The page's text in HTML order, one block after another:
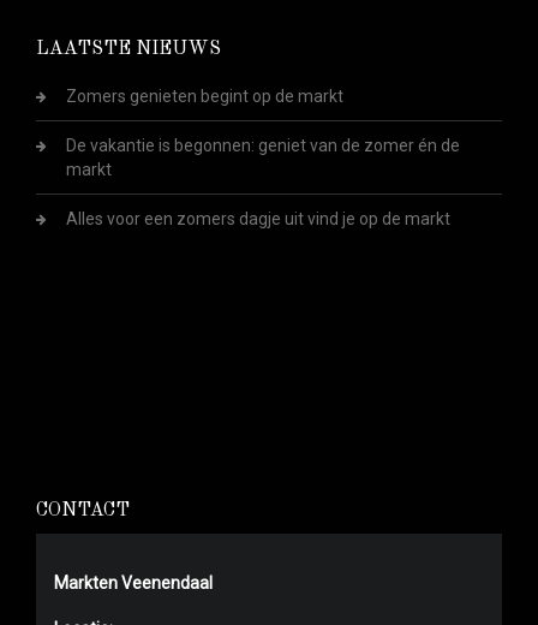
LAATSTE NIEUWS
Zomers genieten begint op de markt
De vakantie is begonnen: geniet van de zomer én de
markt
Alles voor een zomers dagje uit vind je op de markt
CONTACT
Markten Veenendaal